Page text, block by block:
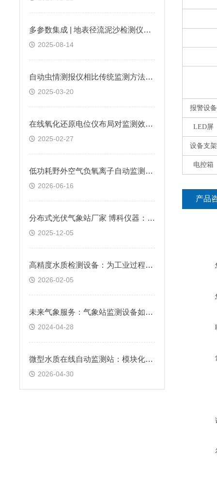
多参数集成 | 地表径流泥沙检测仪同步分析
2025-08-14
自动虫情测报仪相比传统监测方法有何优势？
2025-03-20
在线氧化还原电位仪布局对监测效果的影响分析
2025-02-27
低功耗野外空气负氧离子自动监测系统供电方案研究
2026-06-16
分布式光伏气象站厂家 博科仪器：通信优势赋能偏远场景
2025-12-05
高精度水质检测设备：为工业过程控制与科研提供关键数据支撑
2026-02-05
未来气象服务：气象站监测设备如何革新传统气象预报
2024-04-28
微型水质在线自动监测站：模块化可拓展，灵活适配监测需求
2026-04-30
报警设备
LED屏
设备支架
电控箱
产品